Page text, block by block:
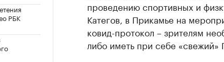
РБК
проведению спортивных и
Категов, в Прикамье на
ковид-протокол – зрителям
либо иметь при себе «свежий»